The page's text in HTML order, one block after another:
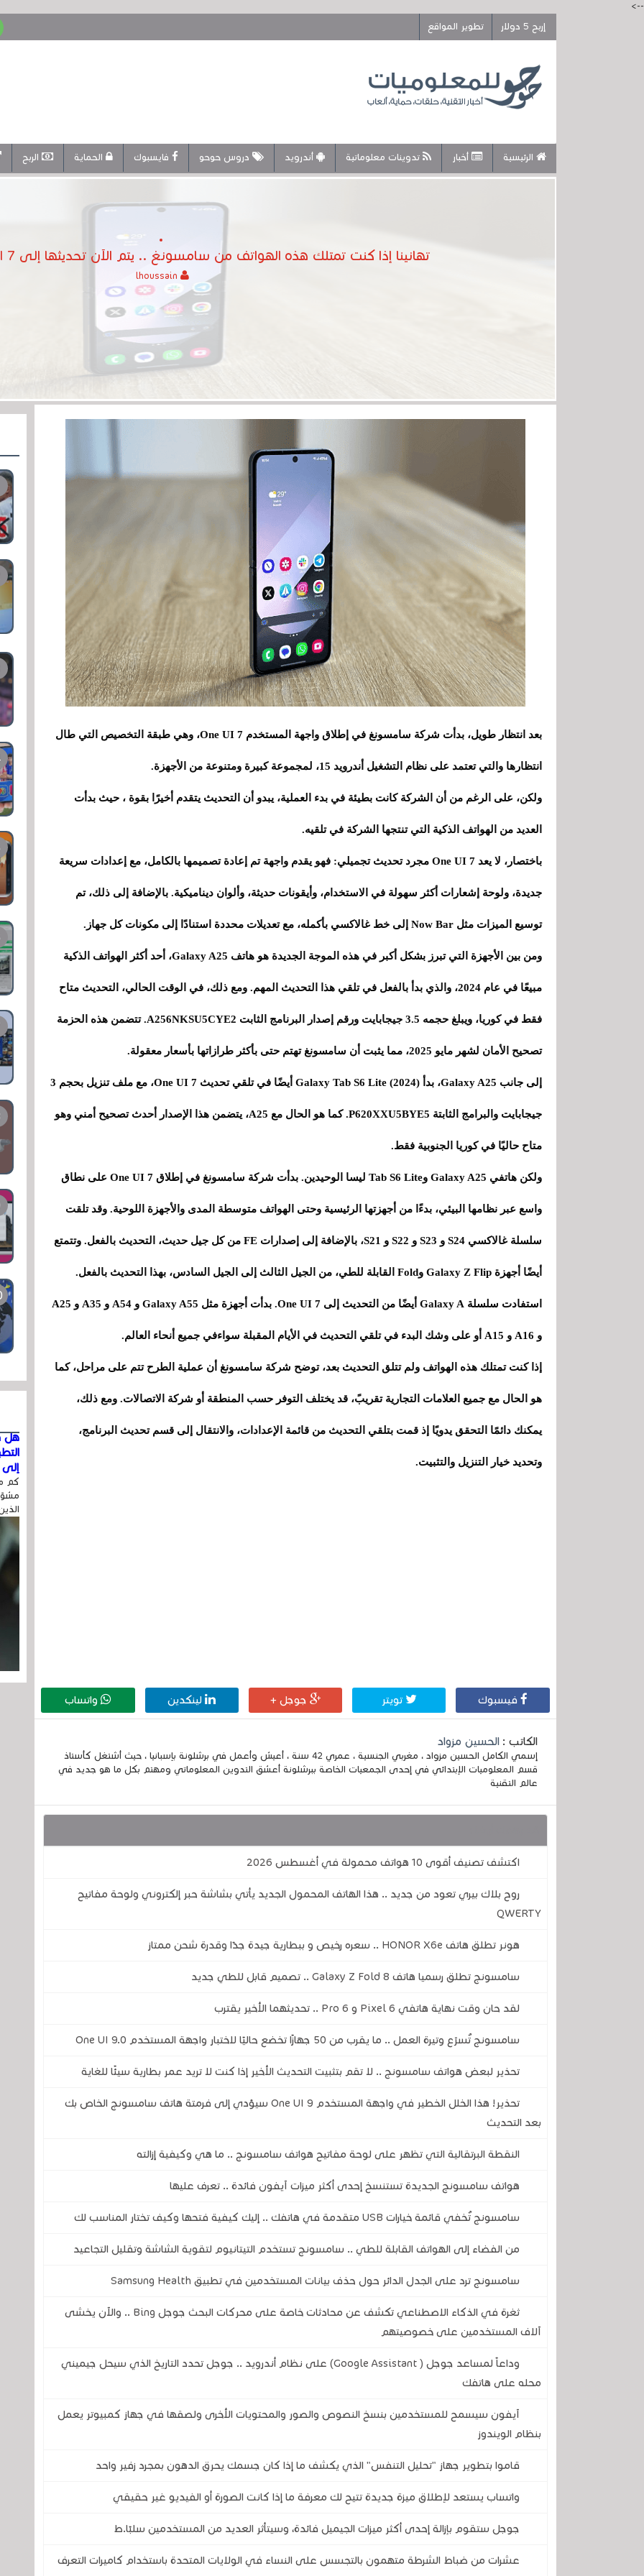
-->
إربح 5 دولار
تطوير المواقع
الرئيسية أخبار تدوينات معلوماتية أندرويد دروس حوحو فايسبوك الحماية الربح
تهانينا إذا كنت تمتلك هذه الهواتف من سامسونغ .. يتم الآن تحديثها إلى One UI 7 وأندرويد 15
بعد انتظار طويل، بدأت شركة سامسونغ في إطلاق واجهة المستخدم One UI 7، وهي طبقة التخصيص التي طال
انتظارها والتي تعتمد على نظام التشغيل أندرويد 15، لمجموعة كبيرة ومتنوعة من الأجهزة.
ولكن، على الرغم من أن الشركة كانت بطيئة في بدء العملية، يبدو أن التحديث يتقدم أخيرًا بقوة ، حيث بدأت
العديد من الهواتف الذكية التي تنتجها الشركة في تلقيه.
باختصار، لا يعد One UI 7 مجرد تحديث تجميلي: فهو يقدم واجهة تم إعادة تصميمها بالكامل، مع إعدادات سريعة
جديدة، ولوحة إشعارات أكثر سهولة في الاستخدام، وأيقونات حديثة، وألوان ديناميكية. بالإضافة إلى ذلك، تم
توسيع الميزات مثل Now Bar إلى خط غالاكسي بأكمله، مع تعديلات محددة استنادًا إلى مكونات كل جهاز.
ومن بين الأجهزة التي تبرز بشكل أكبر في هذه الموجة الجديدة هو هاتف Galaxy A25، أحد أكثر الهواتف الذكية
مبيعًا في عام 2024، والذي بدأ بالفعل في تلقي هذا التحديث المهم. ومع ذلك، في الوقت الحالي، التحديث متاح
فقط في كوريا، ويبلغ حجمه 3.5 جيجابايت ورقم إصدار البرنامج الثابت A256NKSU5CYE2. تتضمن هذه الحزمة
تصحيح الأمان لشهر مايو 2025، مما يثبت أن سامسونغ تهتم حتى بأكثر طرازاتها بأسعار معقولة.
إلى جانب Galaxy A25، بدأ Galaxy Tab S6 Lite (2024) أيضًا في تلقي تحديث One UI 7، مع ملف تنزيل بحجم 3
جيجابايت والبرامج الثابتة P620XXU5BYE5. كما هو الحال مع A25، يتضمن هذا الإصدار أحدث تصحيح أمني وهو
متاح حاليًا في كوريا الجنوبية فقط.
ولكن هاتفي Galaxy A25 وTab S6 Lite ليسا الوحيدين. بدأت شركة سامسونغ في إطلاق One UI 7 على نطاق
واسع عبر نظامها البيئي، بدءًا من أجهزتها الرئيسية وحتى الهواتف متوسطة المدى والأجهزة اللوحية. وقد تلقت
سلسلة غالاكسي S24 و S23 و S22 و S21، بالإضافة إلى إصدارات FE من كل جيل حديث، التحديث بالفعل. وتتمتع
أيضًا أجهزة Galaxy Z Flip وFold القابلة للطي، من الجيل الثالث إلى الجيل السادس، بهذا التحديث بالفعل.
استفادت سلسلة Galaxy A أيضًا من التحديث إلى One UI 7. بدأت أجهزة مثل Galaxy A55 و A54 و A35 و A25
و A16 و A15 أو على وشك البدء في تلقي التحديث في الأيام المقبلة سواءفي جميع أنحاء العالم.
إذا كنت تمتلك هذه الهواتف ولم تتلق التحديث بعد، توضح شركة سامسونغ أن عملية الطرح تتم على مراحل، كما
هو الحال مع جميع العلامات التجارية تقريبً، قد يختلف التوفر حسب المنطقة أو شركة الاتصالات. ومع ذلك،
يمكنك دائمًا التحقق يدويًا إذ قمت بتلقي التحديث من قائمة الإعدادات، والانتقال إلى قسم تحديث البرنامج،
وتحديد خيار التنزيل والتثبيت.
فيسبوك تويتر جوجل + لينكدين واتساب
الكاتب : الحسين مزواد
إسمي الكامل الحسين مزواد ، مغربي الجنسية ، عمري 42 سنة ، أعيش وأعمل في برشلونة بإسبانيا ، حيث أشتغل كأستاذ
قسم المعلوميات الإبتدائي في إحدى الجمعيات الخاصة ببرشلونة أعشق التدوين المعلوماتي ومهتم بكل ما هو جديد في
عالم التقنية
اكتشف تصنيف أقوى 10 هواتف محمولة في أغسطس 2026
روح بلاك بيري تعود من جديد .. هذا الهاتف المحمول الجديد يأتي بشاشة حبر إلكتروني ولوحة مفاتيح
QWERTY
هونر تطلق هاتف HONOR X6e .. سعره رخيص و ببطارية جيدة جدًا وقدرة شحن ممتاز
سامسونج تطلق رسميا هاتف Galaxy Z Fold 8 .. تصميم قابل للطي جديد
لقد حان وقت نهاية هاتفي Pixel 6 و 6 Pro .. تحديثهما الأخير يقترب
سامسونج تُسرّع وتيرة العمل .. ما يقرب من 50 جهازًا تخضع حاليًا لاختبار واجهة المستخدم One UI 9.0
تحذير لبعض هواتف سامسونج .. لا تقم بتثبيت التحديث الأخير إذا كنت لا تريد عمر بطارية سيئًا للغاية
تحذير! هذا الخلل الخطير في واجهة المستخدم One UI 9 سيؤدي إلى فرمتة هاتف سامسونج الخاص بك
بعد التحديث
النقطة البرتقالية التي تظهر على لوحة مفاتيح هواتف سامسونج .. ما هي وكيفية إزالته
هواتف سامسونج الجديدة تستنسخ إحدى أكثر ميزات آيفون فائدة .. تعرف عليها
سامسونج تُخفي قائمة خيارات USB متقدمة في هاتفك .. إليك كيفية فتحها وكيف تختار المناسب لك
من الفضاء إلى الهواتف القابلة للطي .. سامسونج تستخدم التيتانيوم لتقوية الشاشة وتقليل التجاعيد
سامسونج ترد على الجدل الدائر حول حذف بيانات المستخدمين في تطبيق Samsung Health
ثغرة في الذكاء الاصطناعي تكشف عن محادثات خاصة على محركات البحث جوجل Bing .. والآن يخشى
آلاف المستخدمين على خصوصيتهم
وداعاً لمساعد جوجل ( Google Assistant) على نظام أندرويد .. جوجل تحدد التاريخ الذي سيحل جيميني
محله على هاتفك
آيفون سيسمح للمستخدمين بنسخ النصوص والصور والمحتويات الأخرى ولصقها في جهاز كمبيوتر يعمل
بنظام الويندوز
قاموا بتطوير جهاز "تحليل التنفس" الذي يكشف ما إذا كان جسمك يحرق الدهون بمجرد زفير واحد
واتساب يستعد لإطلاق ميزة جديدة تتيح لك معرفة ما إذا كانت الصورة أو الفيديو غير حقيقي
جوجل ستقوم بإزالة إحدى أكثر ميزات الجيميل فائدة، وسيتأثر العديد من المستخدمين سلبًا.ط
عشرات من ضباط الشرطة متهمون بالتجسس على النساء في الولايات المتحدة باستخدام كاميرات التعرف
هل
إلى
كم